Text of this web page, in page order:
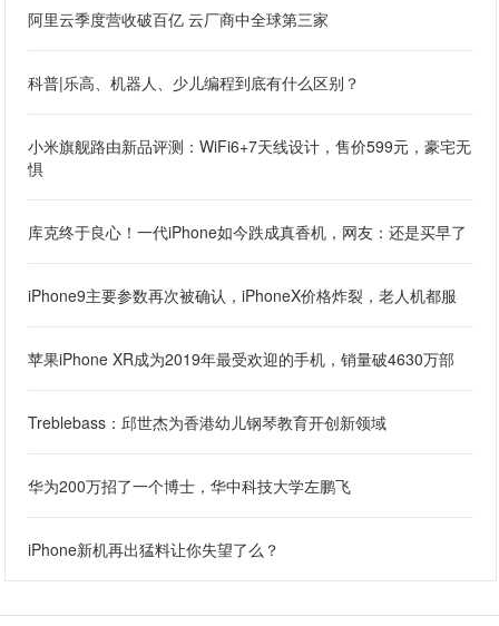
阿里云季度营收破百亿 云厂商中全球第三家
科普|乐高、机器人、少儿编程到底有什么区别？
小米旗舰路由新品评测：WiFi6+7天线设计，售价599元，豪宅无
惧
库克终于良心！一代iPhone如今跌成真香机，网友：还是买早了
iPhone9主要参数再次被确认，iPhoneX价格炸裂，老人机都服
苹果iPhone XR成为2019年最受欢迎的手机，销量破4630万部
Treblebass：邱世杰为香港幼儿钢琴教育开创新领域
华为200万招了一个博士，华中科技大学左鹏飞
iPhone新机再出猛料让你失望了么？